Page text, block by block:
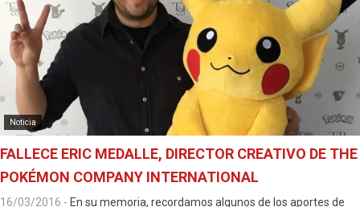
Noticia
FALLECE ERIC MEDALLE, DIRECTOR CREATIVO DE THE
POKÉMON COMPANY INTERNATIONAL
16/03/2016 - En su memoria, recordamos algunos de los aportes de